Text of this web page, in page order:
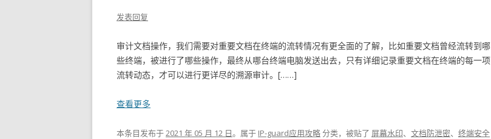
发表回复
审计文档操作，我们需要对重要文档在终端的流转情况有更全面的了解，比如重要文档曾经流转到哪
些终端，被进行了哪些操作，最终从哪台终端电脑发送出去，只有详细记录重要文档在终端的每一项
流转动态，才可以进行更详尽的溯源审计。[……]
查看更多
本条目发布于2021 年 05 月 12 日。属于 IP-guard应用攻略分类，被贴了 屏幕水印、 文档防泄密、 终端安全